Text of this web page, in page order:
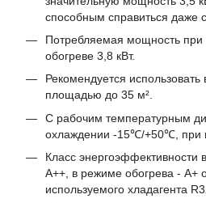
способным справиться даже
Потребляемая мощность при
обогреве 3,8 кВт.
Рекомендуется
площадью до 35 м².
С рабочим температурным
охлаждении -15℃/+50℃, при
Класс
А++, в режиме обогрева - А+
используемого хладагента